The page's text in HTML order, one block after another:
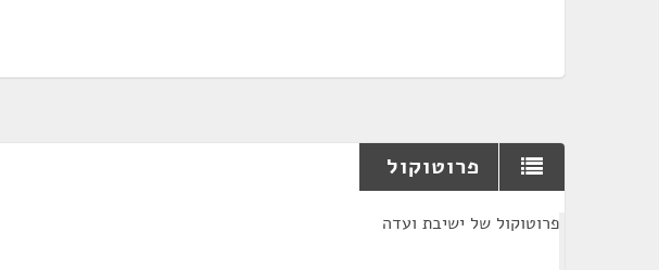
פרוטוקול
פרוטוקול של ישיבת ועדה